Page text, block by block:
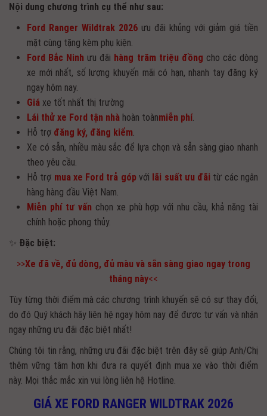
Nội dung chương trình cụ thể như sau:
Ford Ranger Wildtrak 2026 ưu đãi khủng với giảm giá tiền
mặt cùng tặng kèm phụ kiện.
Ford Bắc Ninh ưu đãi hàng trăm triệu đồng cho các dòng
xe mới nhất, số lượng khuyến mãi có hạn, nhanh tay đăng ký
ngay hôm nay.
Giá xe tốt nhất thị trường
Lái thử xe Ford tận nhà hoàn toànmiễn phí.
Hỗ trợ đăng ký, đăng kiểm.
Xe có sẵn, nhiều màu sắc để lựa chọn và sẵn sàng giao nhanh
theo yêu cầu.
Hỗ trợ mua xe Ford trả góp với lãi suất ưu đãi từ các ngân
hàng hàng đầu Việt Nam.
Miễn phí tư vấn chọn xe phù hợp với nhu cầu, khả năng tài
chính hoặc phong thủy.
✨ Đặc biệt:
>>Xe đã về, đủ dòng, đủ màu và sẵn sàng giao ngay trong
tháng này<<
Tùy từng thời điểm mà các chương trình khuyến sẽ có sự thay đổi,
do đó Quý khách hãy liên hệ ngay hôm nay để được tư vấn và nhận
ngay những ưu đãi đặc biệt nhất!
Chúng tôi tin rằng, những ưu đãi đặc biệt trên đây sẽ giúp Anh/Chị
thêm vững tâm hơn khi đưa ra quyết định mua xe vào thời điểm
này. Mọi thắc mắc xin vui lòng liên hệ Hotline.
GIÁ XE FORD RANGER WILDTRAK 2026